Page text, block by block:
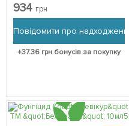
934 грн
Повідомити про надходження
+37.36грн бонусів за покупку